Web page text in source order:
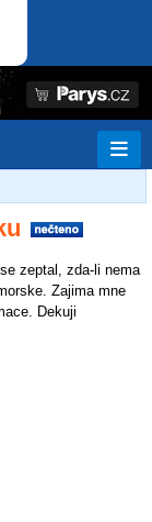
zeptal, zda-li nema
Zajima mne
Dekuji